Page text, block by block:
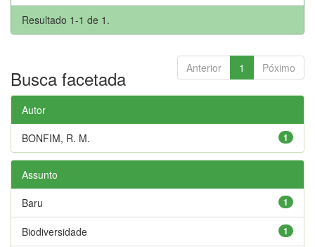
Resultado 1-1 de 1.
Anterior 1 Póximo
Busca facetada
Autor
1
BONFIM, R. M.
Assunto
1
Baru
1
Biodiversidade